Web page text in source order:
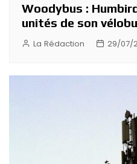
Woodybus :
unités de son
La Rédaction 29/07/